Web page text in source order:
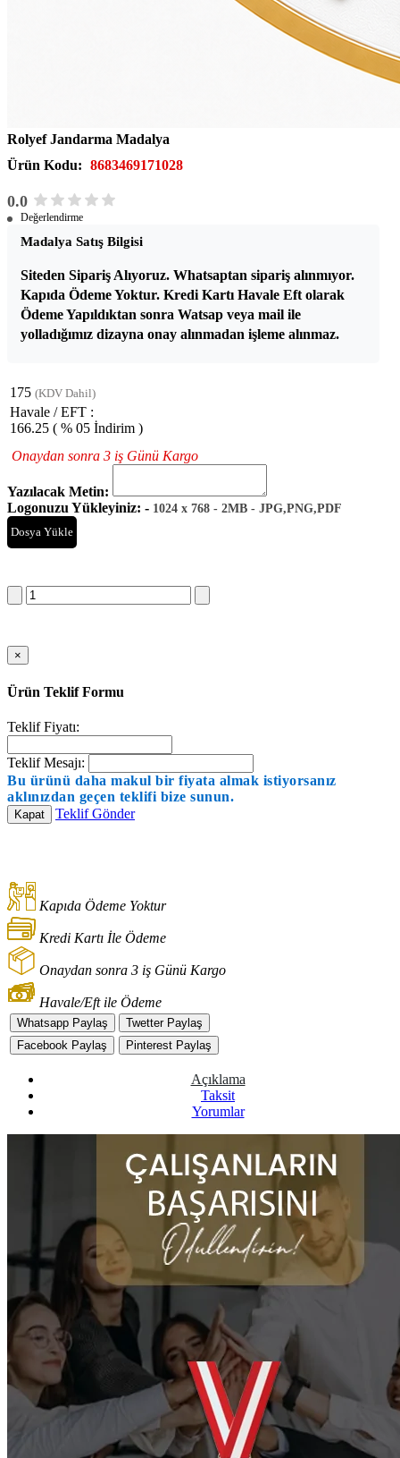
Rolyef Jandarma Madalya
Ürün Kodu: 8683469171028
0.0
Değerlendirme
Madalya Satış Bilgisi
Siteden Sipariş Alıyoruz. Whatsaptan sipariş alınmıyor.
Kapıda Ödeme Yoktur. Kredi Kartı Havale Eft olarak
Ödeme Yapıldıktan sonra Watsap veya mail ile
yolladığımız dizayna onay alınmadan işleme alınmaz.
175 (KDV Dahil)
Havale / EFT :
166.25 ( % 05 İndirim )
Onaydan sonra 3 iş Günü Kargo
Yazılacak Metin:
Logonuzu Yükleyiniz: - 1024 x 768 - 2MB - JPG,PNG,PDF
Dosya Yükle
×
Ürün Teklif Formu
Teklif Fiyatı:
Teklif Mesajı:
Bu ürünü daha makul bir fiyata almak istiyorsanız
aklınızdan geçen teklifi bize sunun.
Kapat Teklif Gönder
Kapıda Ödeme Yoktur
Kredi Kartı İle Ödeme
Onaydan sonra 3 iş Günü Kargo
Havale/Eft ile Ödeme
Whatsapp Paylaş
Twetter Paylaş
Facebook Paylaş
Pinterest Paylaş
Açıklama
Taksit
Yorumlar